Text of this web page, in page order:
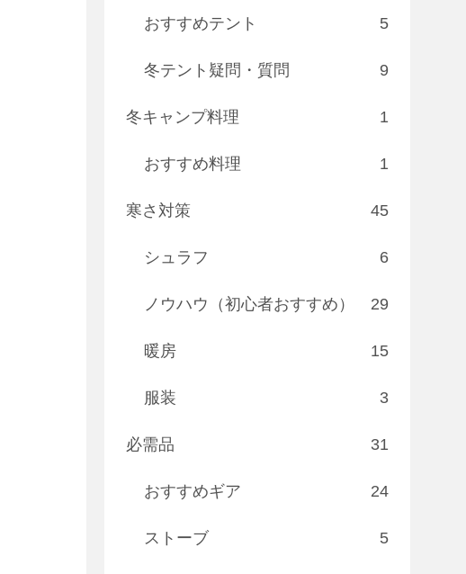
おすすめテント 5
冬テント疑問・質問 9
冬キャンプ料理 1
おすすめ料理 1
寒さ対策 45
シュラフ 6
ノウハウ（初心者おすすめ） 29
暖房 15
服装 3
必需品 31
おすすめギア 24
ストーブ 5